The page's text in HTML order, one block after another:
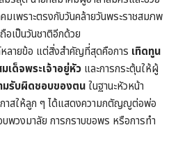
มเพราะตรงกับวันคล้ายวันพระราชสมภพ
อเป็นวันชาติอีกด้วย
ลายข้อ แต่สิ่งสำคัญที่สุดคือการ เทิดทูน
เด็จพระเจ้าอยู่หัว และการกระตุ้นให้ผู้
มรับผิดชอบของตนในฐานะหัวหน้า
าสให้ลูก ๆ ได้แสดงความกตัญญูต่อพ่อ
พวงมาลัย การกราบขอพร หรือการทำ